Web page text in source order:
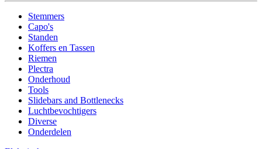
Stemmers
Capo's
Standen
Koffers en Tassen
Riemen
Plectra
Onderhoud
Tools
Slidebars and Bottlenecks
Luchtbevochtigers
Diverse
Onderdelen